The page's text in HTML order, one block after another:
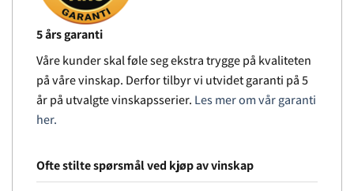
5 års garanti
Våre kunder skal føle seg ekstra trygge på kvaliteten
på våre vinskap. Derfor tilbyr vi utvidet garanti på 5
år på utvalgte vinskapsserier. Les mer om vår garanti
her.
Ofte stilte spørsmål ved kjøp av vinskap